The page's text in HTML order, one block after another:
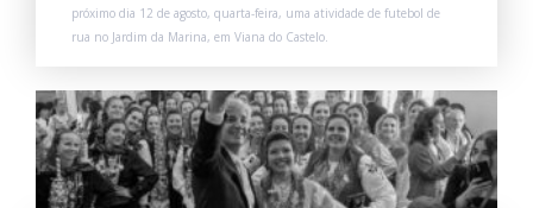
próximo dia 12 de agosto, quarta-feira, uma atividade de futebol de
rua no Jardim da Marina, em Viana do Castelo.